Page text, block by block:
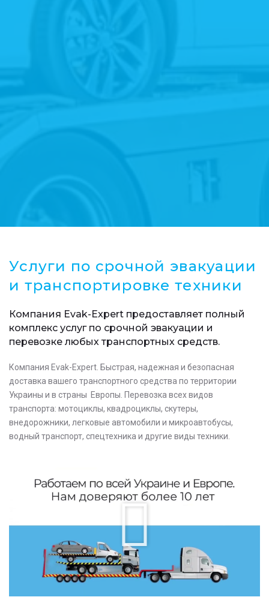
Услуги по срочной эвакуации
и транспортировке техники
Компания Evak-Expert предоставляет полный
комплекс услуг по срочной эвакуации и
перевозке любых транспортных средств.
Компания Evak-Expert. Быстрая, надежная и безопасная
доставка вашего транспортного средства по территории
Украины и в страны Европы. Перевозка всех видов
транспорта: мотоциклы, квадроциклы, скутеры,
внедорожники, легковые автомобили и микроавтобусы,
водный транспорт, спецтехника и другие виды техники.